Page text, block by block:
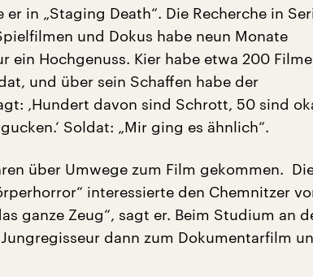
er in „Staging Death“. Die Recherche in
und Dokus habe neun Monate
ein Hochgenuss. Kier habe etwa 200 Filme
und über sein Schaffen habe der
‚Hundert davon sind Schrott, 50 sind
Soldat: „Mir ging es ähnlich“.
über Umwege zum Film gekommen.
interessierte den Chemnitzer
ganze Zeug“, sagt er. Beim Studium an
dann zum Dokumentarfilm